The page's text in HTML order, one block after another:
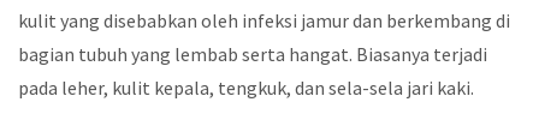
kulit yang disebabkan oleh infeksi jamur dan berkembang di
bagian tubuh yang lembab serta hangat. Biasanya terjadi
pada leher, kulit kepala, tengkuk, dan sela-sela jari kaki.